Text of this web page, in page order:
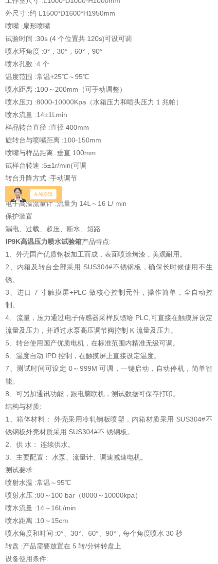
外尺寸 :约 L1500*D1600*H1950mm
喷嘴 :扇形喷嘴
试验时间 :30s (4 个位置共 120s)可设可调
喷水环角度 :0°，30°，60°，90°
喷水孔数 :4 个
温度范围 :常温+25℃～95℃
喷水距离 :100～200mm（可手动调整）
喷水压力 :8000-10000Kpa（水箱压力和喷头压力 1 兆帕）
喷水流量 :14±1Lmin
样品转台直径 :直径 400mm
旋转台与喷嘴距离 :100-150mm
喷嘴与样品距离 :垂直 100mm
试样台转速 :5±1r/min(可调
转台升降方式 :手动调节
试样台承重 :15kg
电子高温流量计 :流量为 14L～16 L/ min
保护装置
漏电、过载、超压、断水、短路
IP9K高温压力喷水试验箱产品特点:
1、外壳国产优质钢板加工而成，表面喷涂烤漆，美观耐用。
2、内箱及转台全部采用 SUS304#不锈钢板，确保长时候使用不生
锈。
3、进口 7 寸触摸屏+PLC 做核心控制元件，操作简单，全自动控
制。
4、流量，压力通过电子传感器采样反馈给 PLC,可直接在触摸屏设定
流量及压力，并通过水泵高压调节阀控制 K 流量及压力。
5、转台使用国产优质电机，在标准范围内精准无级可调。
6、温度自动 IPD 控制，在触摸屏上直接设定温度。
7、测试时间可设定 0～999M 可调，一键启动，自动停机，简单智
能。
8、可另加通讯功能，跟电脑联机，测试数据可保存打印。
结构与材质:
1、箱体材料： 外壳采用冷轧钢板喷塑，内箱材质采用 SUS304#不
锈钢板外壳材质采用 SUS304#不 锈钢板。
2、供 水： 连续供水。
3、主要配置： 水泵、流量计、调速减速电机。
测试要求:
喷射水温 :常温～95℃
喷射水压 :80～100 bar（8000～10000kpa）
喷水流量 :14～16L/min
喷水距离 :10～15cm
喷水角度和时间 :0°、30°、60°、90°，每个角度喷水 30 秒
转盘 :产品需要放置在 5 转/分钟转盘上
设备使用条件: